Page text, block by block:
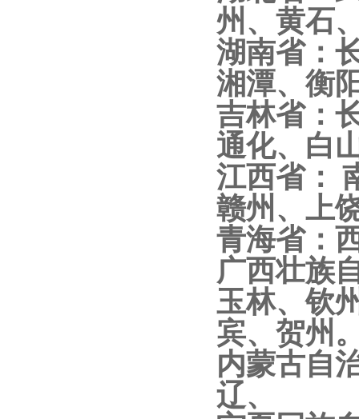
州、黄石
湖南省：
湘潭、衡
吉林省：
通化、白
江西省：
赣州、上
青海省：
广西壮族
玉林、钦
宾、贺州
内蒙古自
辽、